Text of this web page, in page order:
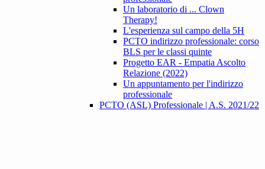
Un laboratorio di ... Clown
Therapy!
L'esperienza sul campo della 5H
PCTO indirizzo professionale: corso
BLS per le classi quinte
Progetto EAR - Empatia Ascolto
Relazione (2022)
Un appuntamento per l'indirizzo
professionale
PCTO (ASL) Professionale | A.S. 2021/22